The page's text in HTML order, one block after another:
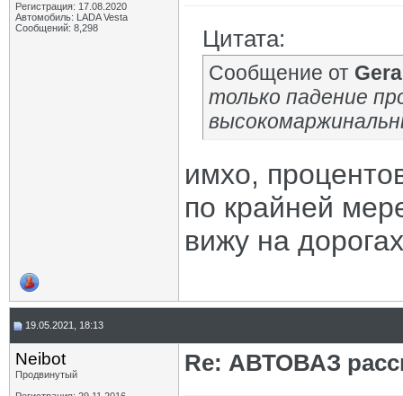
Регистрация: 17.08.2020
Автомобиль: LADA Vesta
Сообщений: 8,298
Цитата:
Сообщение от
только падение
имхо,
по крайней
вижу на дорогах
19.05.2021, 18:13
Neibot
Продвинутый
Re: АВТОВАЗ